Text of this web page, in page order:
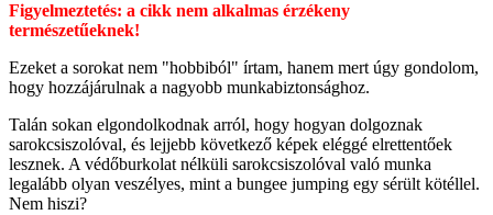
Figyelmeztetés: a cikk nem alkalmas érzékeny
természetűeknek!
Ezeket a sorokat nem "hobbiból" írtam, hanem mert úgy gondolom,
hogy hozzájárulnak a nagyobb munkabiztonsághoz.
Talán sokan elgondolkodnak arról, hogy hogyan dolgoznak
sarokcsiszolóval, és lejjebb következő képek eléggé elrettentőek
lesznek. A védőburkolat nélküli sarokcsiszolóval való munka
legalább olyan veszélyes, mint a bungee jumping egy sérült kötéllel.
Nem hiszi?